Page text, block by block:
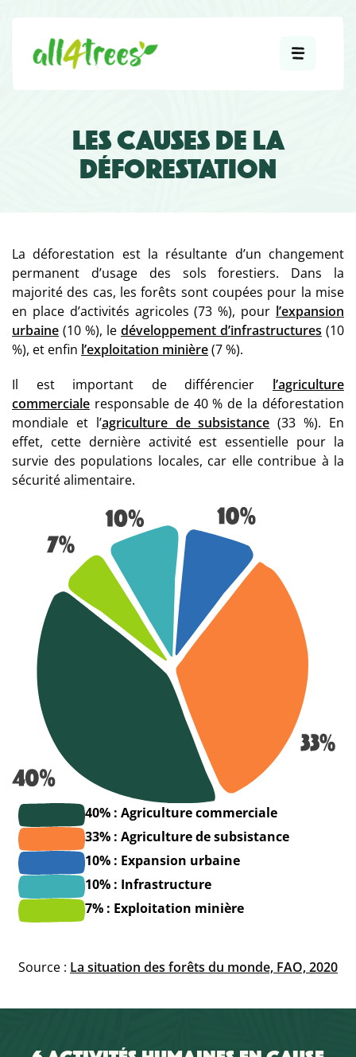
LES CAUSES DE LA
DÉFORESTATION
La déforestation est la résultante d’un changement
permanent d’usage des sols forestiers. Dans la
majorité des cas, les forêts sont coupées pour la mise
en place d’activités agricoles (73 %), pour l’expansion
urbaine (10 %), le développement d’infrastructures (10
%), et enfin l’exploitation minière(7 %).
Il est important de différencier l’agriculture
commerciale responsable de 40 % de la déforestation
mondiale et l’agriculture de subsistance (33 %). En
effet, cette dernière activité est essentielle pour la
survie des populations locales, car elle contribue à la
sécurité alimentaire.
40% : Agriculture commerciale
33% : Agriculture de subsistance
10% : Expansion urbaine
10% : Infrastructure
7% : Exploitation minière
Source : La situation des forêts du monde, FAO, 2020